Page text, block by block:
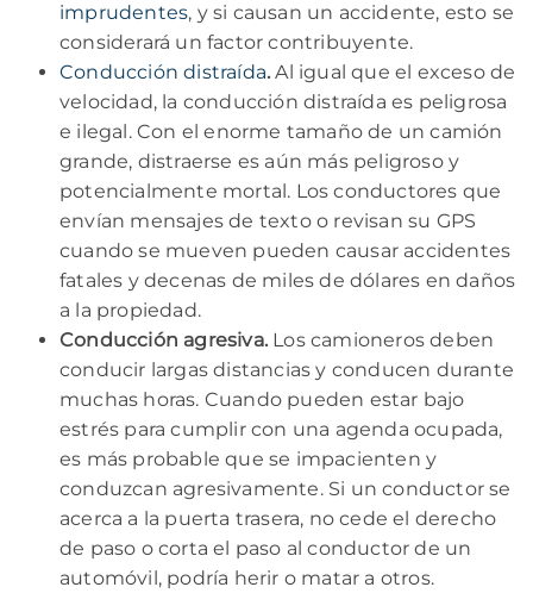
imprudentes, y si causan un accidente, esto se
considerará un factor contribuyente.
Conducción distraída.Al igual que el exceso de
velocidad, la conducción distraída es peligrosa
e ilegal. Con el enorme tamaño de un camión
grande, distraerse es aún más peligroso y
potencialmente mortal. Los conductores que
envían mensajes de texto o revisan su GPS
cuando se mueven pueden causar accidentes
fatales y decenas de miles de dólares en daños
a la propiedad.
Conducción agresiva. Los camioneros deben
conducir largas distancias y conducen durante
muchas horas. Cuando pueden estar bajo
estrés para cumplir con una agenda ocupada,
es más probable que se impacienten y
conduzcan agresivamente. Si un conductor se
acerca a la puerta trasera, no cede el derecho
de paso o corta el paso al conductor de un
automóvil, podría herir o matar a otros.